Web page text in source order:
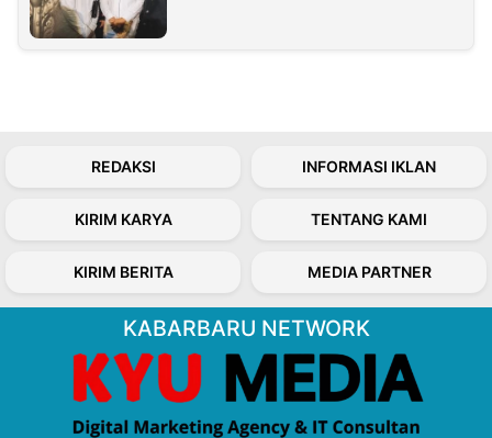
REDAKSI INFORMASI IKLAN
KIRIM KARYA TENTANG KAMI
KIRIM BERITA MEDIA PARTNER
KABARBARU NETWORK